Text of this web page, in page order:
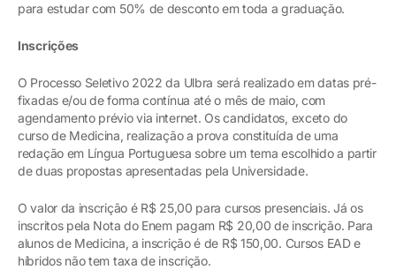
para estudar com 50% de desconto em toda a graduação.
Inscrições
O Processo Seletivo 2022 da Ulbra será realizado em datas pré-
fixadas e/ou de forma contínua até o mês de maio, com
agendamento prévio via internet. Os candidatos, exceto do
curso de Medicina, realização a prova constituída de uma
redação em Língua Portuguesa sobre um tema escolhido a partir
de duas propostas apresentadas pela Universidade.
O valor da inscrição é R$ 25,00 para cursos presenciais. Já os
inscritos pela Nota do Enem pagam R$ 20,00 de inscrição. Para
alunos de Medicina, a inscrição é de R$ 150,00. Cursos EAD e
híbridos não tem taxa de inscrição.